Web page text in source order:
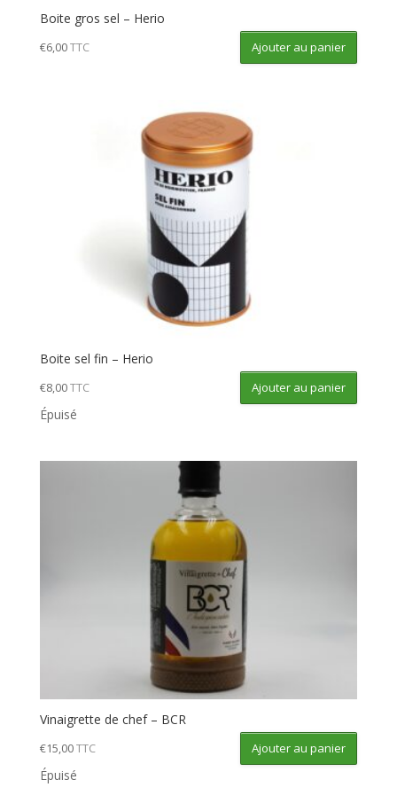
Boite gros sel – Herio
€6,00TTC Ajouter au panier
Boite sel fin – Herio
€8,00TTC Ajouter au panier
Épuisé
Vinaigrette de chef – BCR
€15,00TTC Ajouter au panier
Épuisé